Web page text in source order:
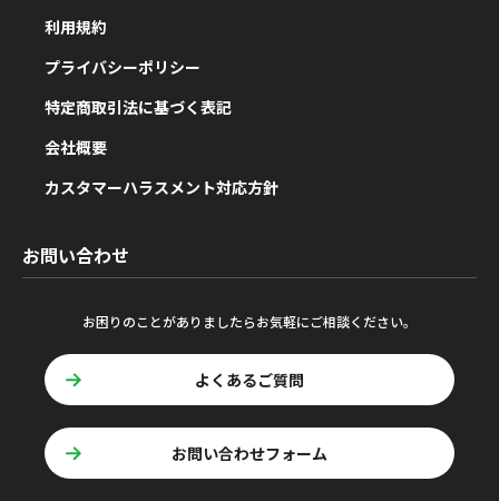
利用規約
プライバシーポリシー
特定商取引法に基づく表記
会社概要
カスタマーハラスメント対応方針
お問い合わせ
お困りのことがありましたらお気軽にご相談ください。
よくあるご質問
お問い合わせフォーム